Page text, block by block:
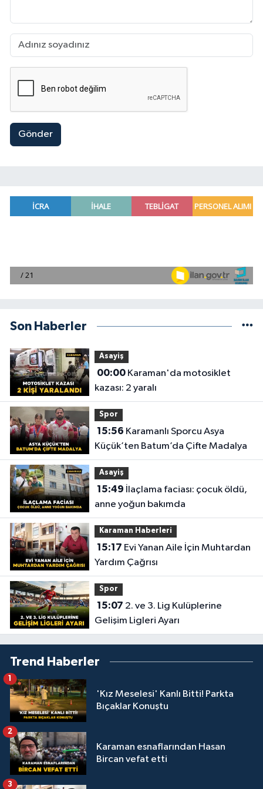
Gönder
Son Haberler
Asayiş
00:00Karaman'da motosiklet
kazası: 2 yaralı
Spor
15:56
Küçük’ten Batum’da Çifte Madalya
Asayiş
15:49
anne yoğun bakımda
Karaman Haberleri
15:17
Yardım Çağrısı
Spor
15:07
Gelişim Ligleri Ayarı
Trend Haberler
'Kız Meselesi' Kanlı Bitti! Parkta
Bıçaklar Konuştu
1
Karaman esnaflarından Hasan
Bircan vefat etti
2
3